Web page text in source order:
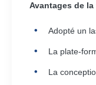
Avantages de
Adopté un
La plate-
La